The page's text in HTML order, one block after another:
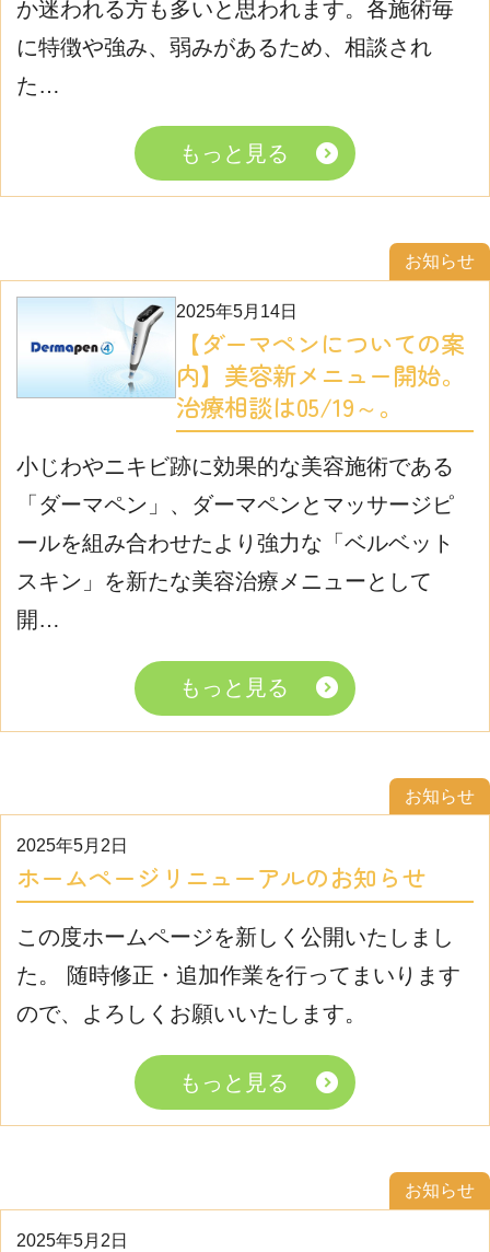
か迷われる方も多いと思われます。各施術毎
に特徴や強み、弱みがあるため、相談され
た…
もっと見る
お知らせ
2025年5月14日
【ダーマペンについての案
内】美容新メニュー開始。
治療相談は05/19～。
小じわやニキビ跡に効果的な美容施術である
「ダーマペン」、ダーマペンとマッサージピ
ールを組み合わせたより強力な「ベルベット
スキン」を新たな美容治療メニューとして
開…
もっと見る
お知らせ
2025年5月2日
ホームページリニューアルのお知らせ
この度ホームページを新しく公開いたしまし
た。 随時修正・追加作業を行ってまいります
ので、よろしくお願いいたします。
もっと見る
お知らせ
2025年5月2日